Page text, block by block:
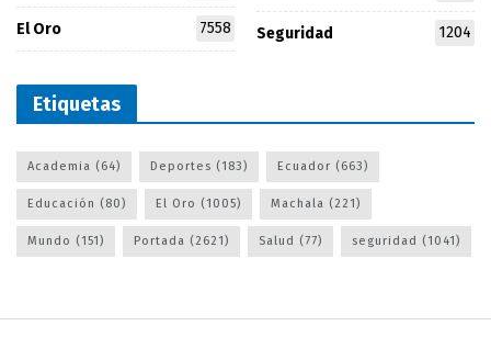
El Oro 7558 Seguridad 1204
Etiquetas
Academia (64) Deportes (183) Ecuador (663)
Educación (80) El Oro (1005) Machala (221)
Mundo (151) Portada (2621) Salud (77) seguridad (1041)